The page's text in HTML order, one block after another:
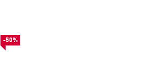
-50%